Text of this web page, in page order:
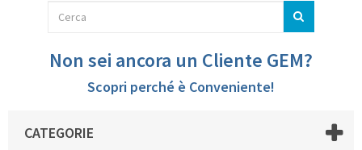
Non sei ancora un Cliente GEM?
Scopri perché è Conveniente!
CATEGORIE